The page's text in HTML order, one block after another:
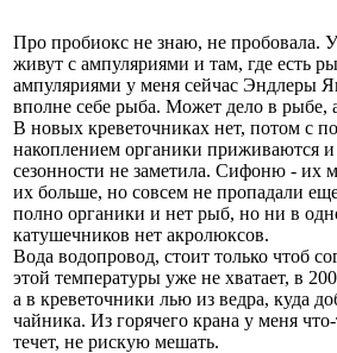
Про пробиокс не знаю, не пробовала.
живут с ампуляриями и там, где есть
ампуляриями у меня сейчас Эндлеры
вполне себе рыба. Может дело в рыбе,
В новых креветочниках нет, потом с
накоплением органики приживаются
сезонности не заметила. Сифоню - их
их больше, но совсем не пропадали
полно органики и нет рыб, но ни в
катушечников нет акролюксов.
Вода водопровод, стоит только чтоб
этой температуры уже не хватает, в
а в креветочники лью из ведра, куда
чайника. Из горячего крана у меня
течет, не рискую мешать.